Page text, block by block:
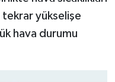
yükselişe
hava durumu